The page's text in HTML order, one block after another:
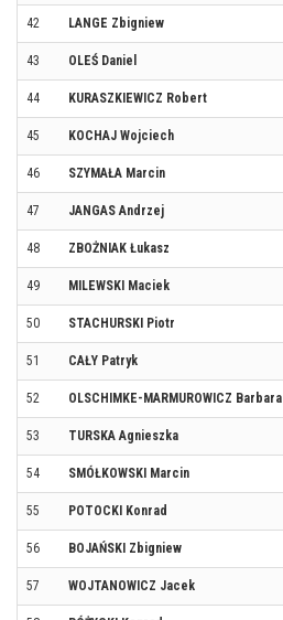
42 LANGE Zbigniew
43 OLEŚ Daniel
44 KURASZKIEWICZ Robert
45 KOCHAJ Wojciech
46 SZYMAŁA Marcin
47 JANGAS Andrzej
48 ZBOŻNIAK Łukasz
49 MILEWSKI Maciek
50 STACHURSKI Piotr
51 CAŁY Patryk
52 OLSCHIMKE-MARMUROWICZ Barbara
53 TURSKA Agnieszka
54 SMÓŁKOWSKI Marcin
55 POTOCKI Konrad
56 BOJAŃSKI Zbigniew
57 WOJTANOWICZ Jacek